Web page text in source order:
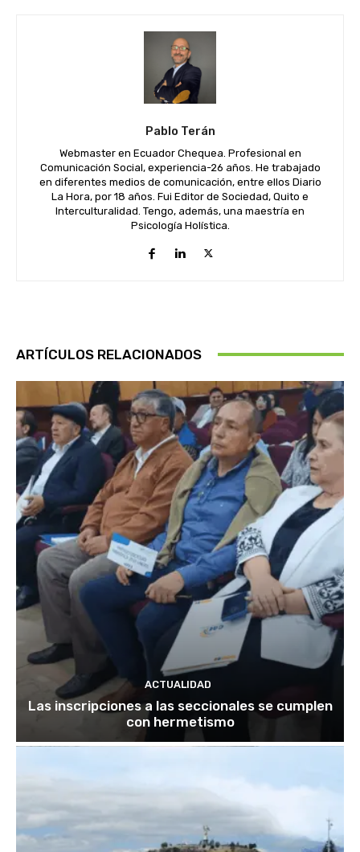
Pablo Terán
Webmaster en Ecuador Chequea. Profesional en
Comunicación Social, experiencia-26 años. He trabajado
en diferentes medios de comunicación, entre ellos Diario
La Hora, por 18 años. Fui Editor de Sociedad, Quito e
Interculturalidad. Tengo, además, una maestría en
Psicología Holística.
ARTÍCULOS RELACIONADOS
ACTUALIDAD
Las inscripciones a las seccionales se cumplen
con hermetismo